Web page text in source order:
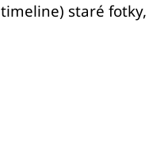
timeline) staré